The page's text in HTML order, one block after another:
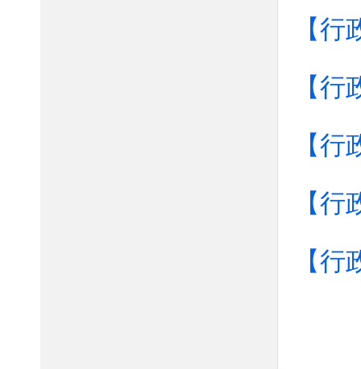
【
【
【
【
【